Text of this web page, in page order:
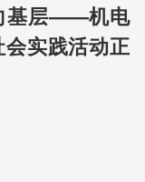
基层——机电
实践活动正